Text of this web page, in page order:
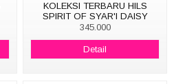
KOLEKSI TERBARU HILS
SPIRIT OF SYAR'I DAISY
SPARKLE BY HAITWO
345.000
Detail